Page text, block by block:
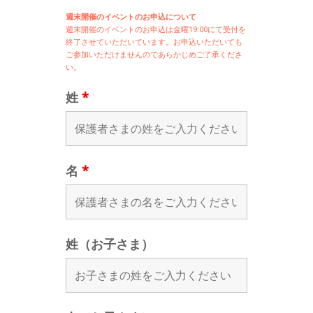
週末開催のイベントのお申込について
週末開催のイベントのお申込は金曜19:00にて受付を
終了させていただいています。お申込いただいても
ご参加いただけませんのであらかじめご了承くださ
い。
姓 *
名 *
姓（お子さま）